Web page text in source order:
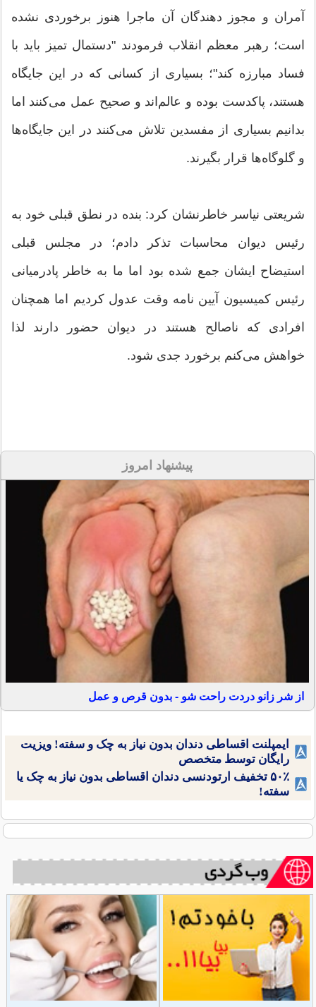
آمران و مجوز دهندگان آن ماجرا هنوز برخوردی نشده
است؛ رهبر معظم انقلاب فرمودند "دستمال تمیز باید با
فساد مبارزه کند"؛ بسیاری از کسانی که در این جایگاه
هستند، پاکدست بوده و عالم‌اند و صحیح عمل می‌کنند اما
بدانیم بسیاری از مفسدین تلاش می‌کنند در این جایگاه‌ها
و گلوگاه‌ها قرار بگیرند.
شریعتی نیاسر خاطرنشان کرد: بنده در نطق قبلی خود به
رئیس دیوان محاسبات تذکر دادم؛ در مجلس قبلی
استیضاح ایشان جمع شده بود اما ما به خاطر پادرمیانی
رئیس کمیسیون آیین نامه وقت عدول کردیم اما همچنان
افرادی که ناصالح هستند در دیوان حضور دارند لذا
خواهش می‌کنم برخورد جدی شود.
پیشنهاد امروز
از شر زانو دردت راحت شو - بدون قرص و عمل
ایمپلنت اقساطی دندان بدون نیاز به چک و سفته! ویزیت
رایگان توسط متخصص
۵۰٪ تخفیف ارتودنسی دندان اقساطی بدون نیاز به چک یا
سفته!